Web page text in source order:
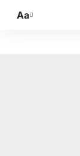
Promijeni
Aa